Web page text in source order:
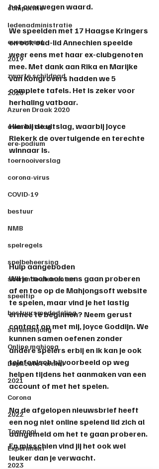
competitie
ledenadministratie
evenement
2019
zwarte schildpad
2020
Azuren Draak 2020
avonduitslag
ere-podium
toernooiverslag
corona-virus
COVID-19
bestuur
NMB
spelregels
spelbeheersing
scorende elementen
speeltip
bestuursmededeling
safemahjong
Online mahjong
Duplicate Format
2021
Corona
2022
Toernooi
Experiment
2023
het overwegen waard.
We speelden met 17 Haagse Kringers
en ook oud-lid Annechien speelde
weer eens met haar ex-clubgenoten
mee. Met dank aan Rika en Marijke
van Kongrovers hadden we 5
complete tafels. Het is zeker voor
herhaling vatbaar.
Hierbij de uitslag, waarbij Joyce
Riekerk de overtuigende en terechte
winnaar is.
Hulp aangeboden
Wil je toch ook eens gaan proberen
af en toe op de Mahjongsoft website
te spelen, maar vind je het lastig
ermee te beginnen? Neem gerust
contact op met mij, Joyce Goddijn. We
kunnen samen oefenen zonder
andere spelers erbij en ik kan je ook
telefonisch bijvoorbeeld op weg
helpen tijdens het aanmaken van een
account of met het spelen.
Na de afgelopen nieuwsbrief heeft
een nog niet online spelend lid zich al
aangemeld om het te gaan proberen.
En misschien vind jij het ook wel
leuker dan je verwacht.